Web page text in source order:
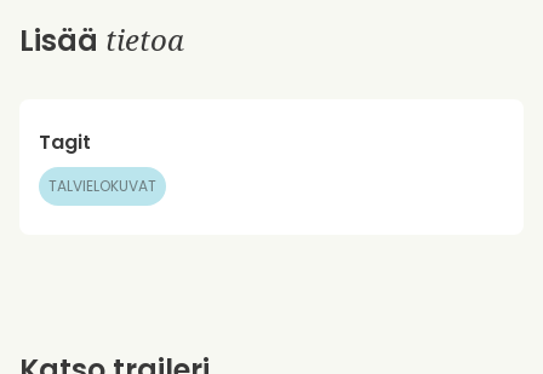
Lisää tietoa
Tagit
TALVIELOKUVAT